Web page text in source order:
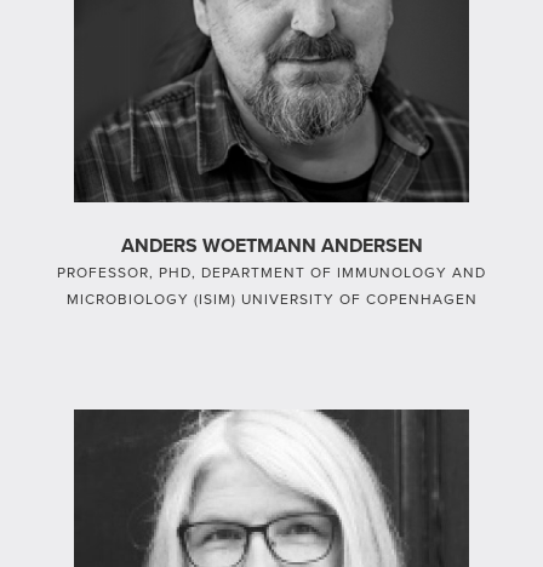
ANDERS WOETMANN ANDERSEN
PROFESSOR, PHD, DEPARTMENT OF IMMUNOLOGY AND
MICROBIOLOGY (ISIM) UNIVERSITY OF COPENHAGEN